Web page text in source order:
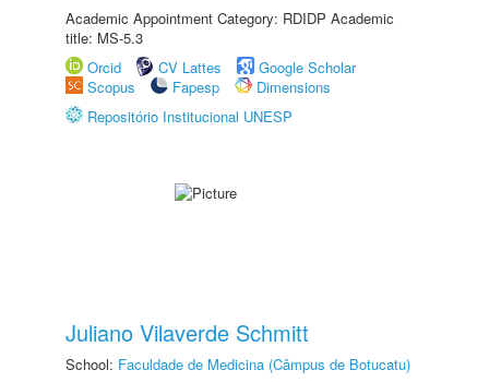
Academic Appointment Category: RDIDP Academic
title: MS-5.3
Orcid
CV Lattes
Google Scholar
Scopus
Fapesp
Dimensions
Repositório Institucional UNESP
Juliano Vilaverde Schmitt
School: Faculdade de Medicina (Câmpus de Botucatu)